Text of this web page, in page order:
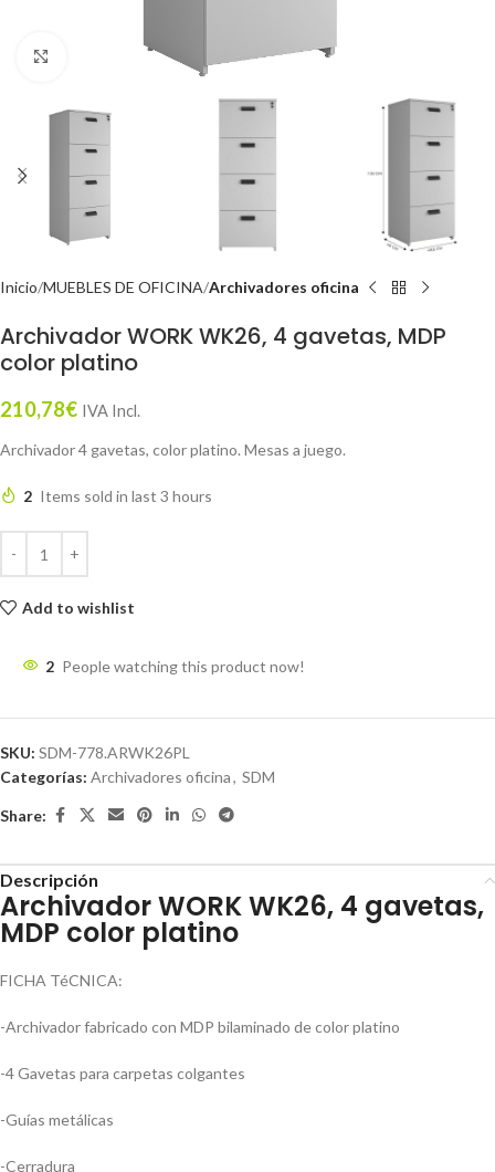
Click to enlarge
Inicio MUEBLES DE OFICINA Archivadores oficina
Archivador WORK WK26, 4 gavetas, MDP
color platino
210,78€ IVA Incl.
Archivador 4 gavetas, color platino. Mesas a juego.
2 Items sold in last 3 hours
Add to wishlist
2 People watching this product now!
SKU: SDM-778.ARWK26PL
Categorías: Archivadores oficina, SDM
Share:
Descripción
Archivador WORK WK26, 4 gavetas,
MDP color platino
FICHA TéCNICA:
-Archivador fabricado con MDP bilaminado de color platino
-4 Gavetas para carpetas colgantes
-Guías metálicas
-Cerradura